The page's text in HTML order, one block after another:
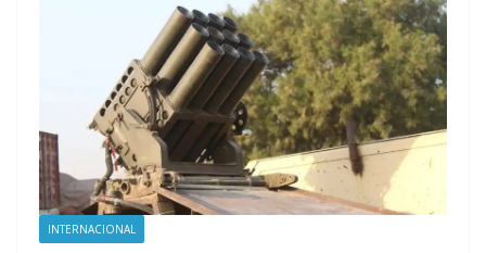
INTERNACIONAL